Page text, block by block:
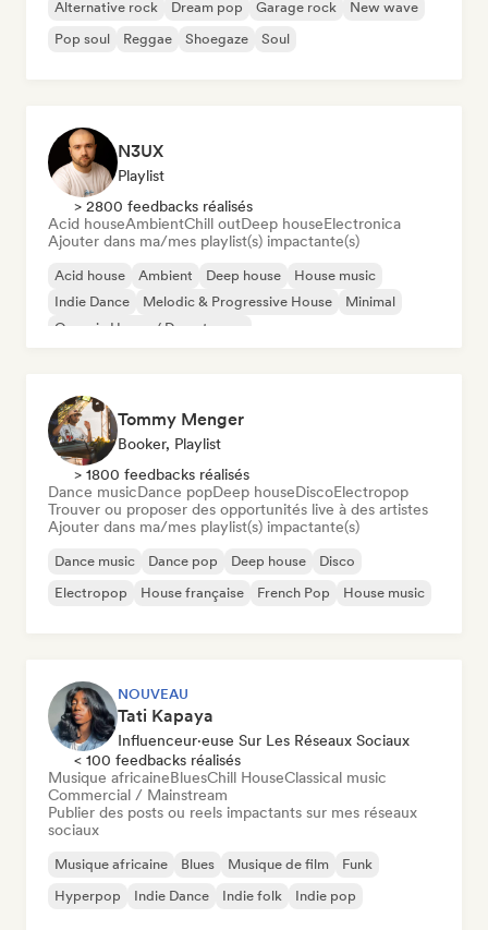
Alternative rock Dream pop Garage rock
New wave
Pop soul
Reggae Shoegaze Soul
N3UX
Playlist
> 2800 feedbacks réalisés
Acid houseAmbientChill outDeep houseElectronica
Ajouter dans ma/mes playlist(s) impactante(s)
Acid house Ambient Deep house
House music
Indie Dance
Melodic & Progressive House
Minimal
Organic House / Downtempo
Tommy Menger
Booker, Playlist
> 1800 feedbacks réalisés
Dance musicDance popDeep houseDiscoElectropop
Trouver ou proposer des opportunités live à des artistes
Ajouter dans ma/mes playlist(s) impactante(s)
Dance music Dance pop Deep house
Disco
Electropop
House française French Pop House music
NOUVEAU
Tati Kapaya
Influenceur·euse Sur Les Réseaux Sociaux
< 100 feedbacks réalisés
Musique africaineBluesChill HouseClassical music
Commercial / Mainstream
Publier des posts ou reels impactants sur mes réseaux
sociaux
Musique africaine Blues Musique de film
Funk
Hyperpop
Indie Dance Indie folk Indie pop